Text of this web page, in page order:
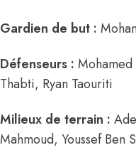
Gardien de but :
Défenseurs :
Thabti, Ryan Taouriti
Milieux de terrain :
Mahmoud, Youssef Ben